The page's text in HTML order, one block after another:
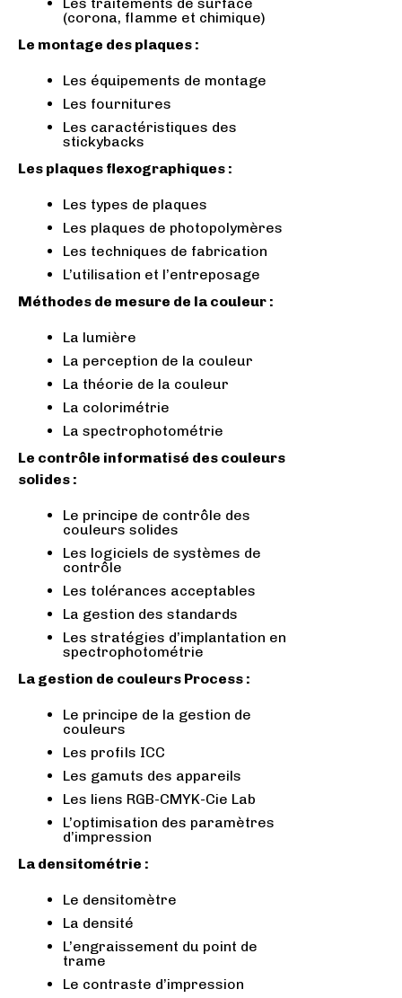
(corona, flamme et chimique)
Le montage des plaques :
Les équipements de montage
Les fournitures
Les caractéristiques des
stickybacks
Les plaques flexographiques :
Les types de plaques
Les plaques de photopolymères
Les techniques de fabrication
L’utilisation et l’entreposage
Méthodes de mesure de la couleur :
La lumière
La perception de la couleur
La théorie de la couleur
La colorimétrie
La spectrophotométrie
Le contrôle informatisé des couleurs
solides :
Le principe de contrôle des
couleurs solides
Les logiciels de systèmes de
contrôle
Les tolérances acceptables
La gestion des standards
Les stratégies d’implantation en
spectrophotométrie
La gestion de couleurs Process :
Le principe de la gestion de
couleurs
Les profils ICC
Les gamuts des appareils
Les liens RGB-CMYK-Cie Lab
L’optimisation des paramètres
d’impression
La densitométrie :
Le densitomètre
La densité
L’engraissement du point de
trame
Le contraste d’impression